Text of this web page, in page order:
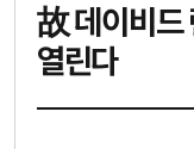
故 데이비드
열린다